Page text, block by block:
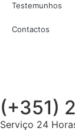
Testemunhos
Contactos
(+351)
Serviço 24